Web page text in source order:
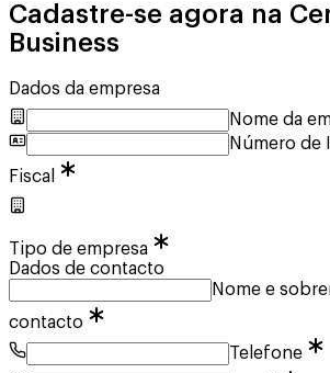
Cadastre-se agora na
Business
Dados da empresa
Nome da
Número de
Fiscal
Tipo de empresa
Dados de contacto
Nome e
contacto
Telefone